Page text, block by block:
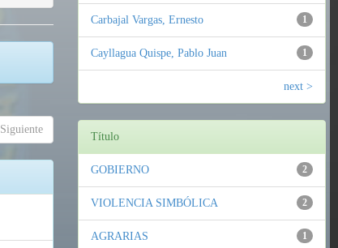
Siguiente
1
Carbajal Vargas, Ernesto
1
Cayllagua Quispe, Pablo Juan
next >
Título
2
GOBIERNO
2
VIOLENCIA SIMBÓLICA
1
AGRARIAS